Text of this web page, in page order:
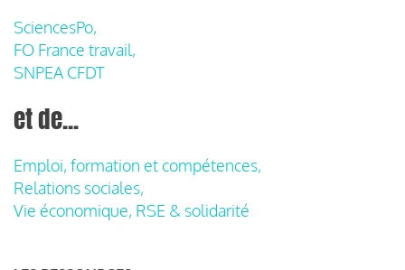
SciencesPo,
FO France travail,
SNPEA CFDT
et de...
Emploi, formation et compétences,
Relations sociales,
Vie économique, RSE & solidarité